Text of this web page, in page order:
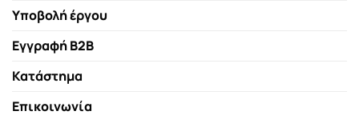
Υποβολή έργου
Εγγραφή B2B
Κατάστημα
Επικοινωνία